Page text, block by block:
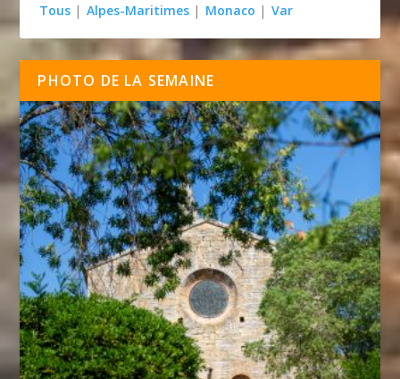
Tous | Alpes-Maritimes | Monaco | Var
PHOTO DE LA SEMAINE